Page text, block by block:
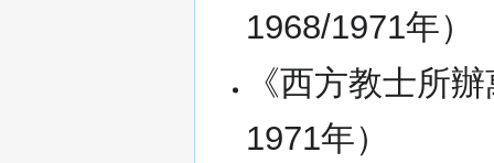
1968/1971年）
《西方教士所
1971年）